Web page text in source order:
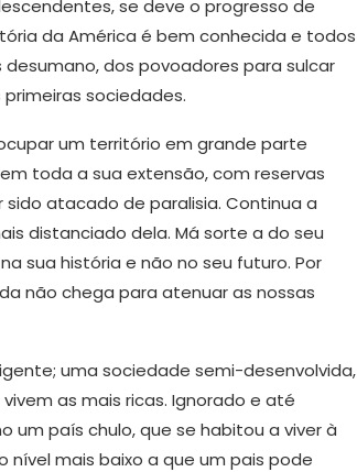
se deve o progresso de
da América é bem conhecida e todos
dos povoadores para sulcar
sociedades.
um território em grande parte
toda a sua extensão, com reservas
atacado de paralisia. Continua a
distanciado dela. Má sorte a do seu
sua história e não no seu futuro. Por
não chega para atenuar as nossas
uma sociedade semi-desenvolvida,
as mais ricas. Ignorado e até
um país chulo, que se habitou a viver à
mais baixo a que um pais pode